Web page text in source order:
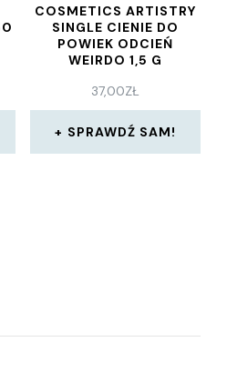
COSMETICS ARTISTRY
SINGLE CIENIE DO
POWIEK ODCIEŃ
WEIRDO 1,5 G
37,00ZŁ
SPRAWDŹ SAM!